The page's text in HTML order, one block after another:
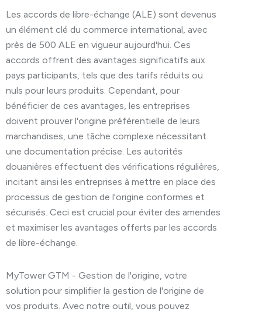
Les accords de libre-échange (ALE) sont devenus
un élément clé du commerce international, avec
près de 500 ALE en vigueur aujourd'hui. Ces
accords offrent des avantages significatifs aux
pays participants, tels que des tarifs réduits ou
nuls pour leurs produits. Cependant, pour
bénéficier de ces avantages, les entreprises
doivent prouver l'origine préférentielle de leurs
marchandises, une tâche complexe nécessitant
une documentation précise. Les autorités
douanières effectuent des vérifications régulières,
incitant ainsi les entreprises à mettre en place des
processus de gestion de l'origine conformes et
sécurisés. Ceci est crucial pour éviter des amendes
et maximiser les avantages offerts par les accords
de libre-échange.
MyTower GTM - Gestion de l'origine, votre
solution pour simplifier la gestion de l'origine de
vos produits. Avec notre outil, vous pouvez